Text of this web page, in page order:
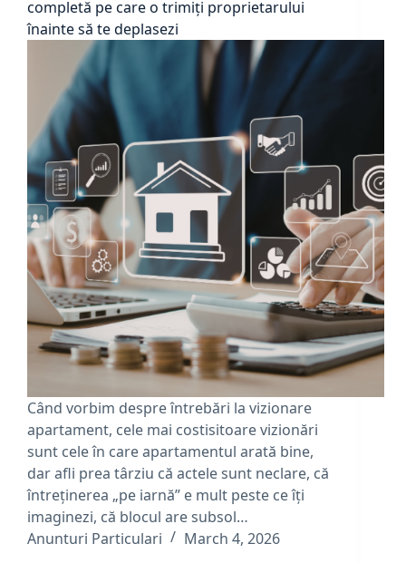
completă pe care o trimiți proprietarului
înainte să te deplasezi
Când vorbim despre întrebări la vizionare
apartament, cele mai costisitoare vizionări
sunt cele în care apartamentul arată bine,
dar afli prea târziu că actele sunt neclare, că
întreținerea „pe iarnă” e mult peste ce îți
imaginezi, că blocul are subsol…
Anunturi Particulari
March 4, 2026